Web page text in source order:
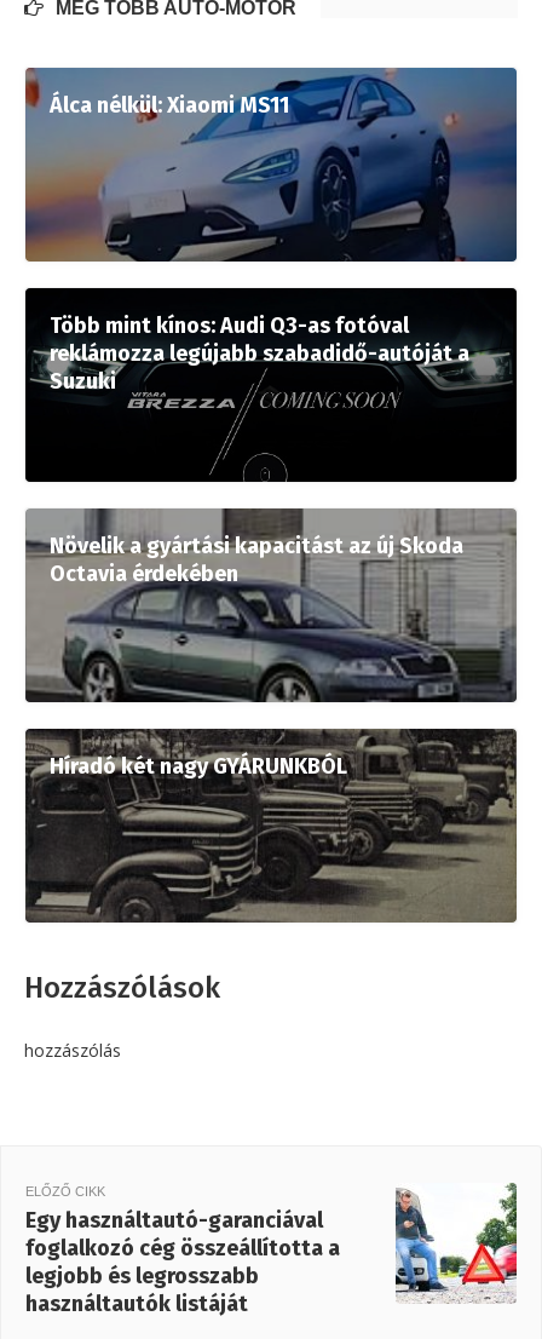
MÉG TÖBB AUTÓ-MOTOR
Álca nélkül: Xiaomi MS11
Több mint kínos: Audi Q3-as fotóval
reklámozza legújabb szabadidő-autóját a
Suzuki
Növelik a gyártási kapacitást az új Skoda
Octavia érdekében
Híradó két nagy GYÁRUNKBÓL
Hozzászólások
hozzászólás
ELŐZŐ CIKK
Egy használtautó-garanciával
foglalkozó cég összeállította a
legjobb és legrosszabb
használtautók listáját